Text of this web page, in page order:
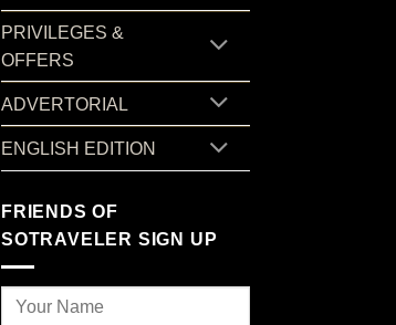
PRIVILEGES &
OFFERS
ADVERTORIAL
ENGLISH EDITION
FRIENDS OF
SOTRAVELER SIGN UP